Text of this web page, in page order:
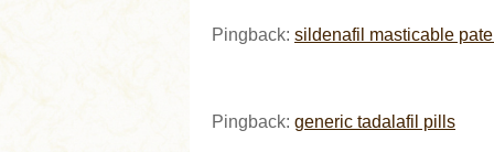
Pingback: sildenafil masticable
Pingback: generic tadalafil pills